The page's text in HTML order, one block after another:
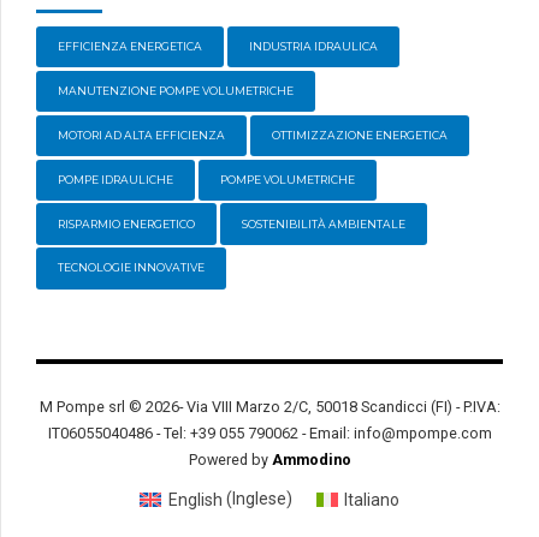
EFFICIENZA ENERGETICA INDUSTRIA IDRAULICA
MANUTENZIONE POMPE VOLUMETRICHE
MOTORI AD ALTA EFFICIENZA OTTIMIZZAZIONE ENERGETICA
POMPE IDRAULICHE POMPE VOLUMETRICHE
RISPARMIO ENERGETICO SOSTENIBILITÀ AMBIENTALE
TECNOLOGIE INNOVATIVE
M Pompe srl © 2026- Via VIII Marzo 2/C, 50018 Scandicci (FI) - P.IVA:
IT06055040486 - Tel: +39 055 790062 - Email: info@mpompe.com
Powered by Ammodino
English ( Inglese) Italiano